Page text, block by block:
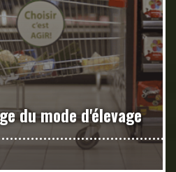
du mode d'élevage